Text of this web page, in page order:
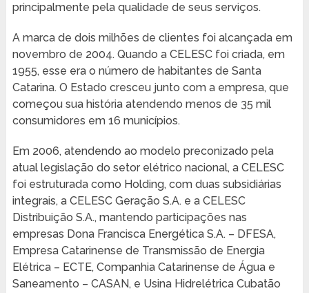
principalmente pela qualidade de seus serviços.
A marca de dois milhões de clientes foi alcançada em
novembro de 2004. Quando a CELESC foi criada, em
1955, esse era o número de habitantes de Santa
Catarina. O Estado cresceu junto com a empresa, que
começou sua história atendendo menos de 35 mil
consumidores em 16 municípios.
Em 2006, atendendo ao modelo preconizado pela
atual legislação do setor elétrico nacional, a CELESC
foi estruturada como Holding, com duas subsidiárias
integrais, a CELESC Geração S.A. e a CELESC
Distribuição S.A., mantendo participações nas
empresas Dona Francisca Energética S.A. – DFESA,
Empresa Catarinense de Transmissão de Energia
Elétrica – ECTE, Companhia Catarinense de Água e
Saneamento – CASAN, e Usina Hidrelétrica Cubatão